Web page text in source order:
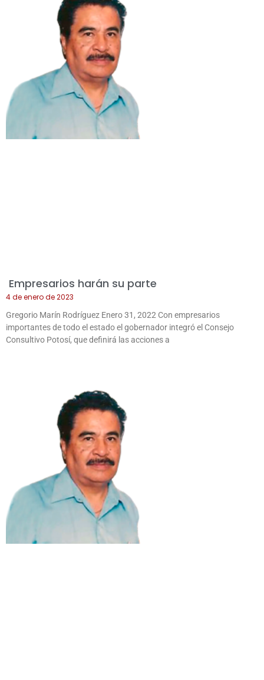
Empresarios harán su parte
4 de enero de 2023
Gregorio Marín Rodríguez Enero 31, 2022 Con empresarios
importantes de todo el estado el gobernador integró el Consejo
Consultivo Potosí, que definirá las acciones a